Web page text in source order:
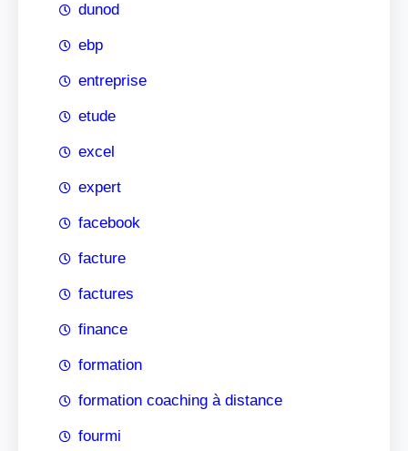
dunod
ebp
entreprise
etude
excel
expert
facebook
facture
factures
finance
formation
formation coaching à distance
fourmi